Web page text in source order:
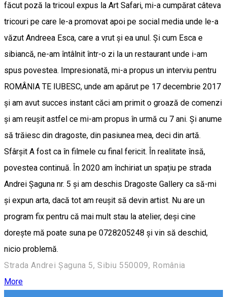
făcut poză la tricoul expus la Art Safari, mi-a cumpărat câteva
tricouri pe care le-a promovat apoi pe social media unde le-a
văzut Andreea Esca, care a vrut și ea unul. Și cum Esca e
sibiancă, ne-am întâlnit într-o zi la un restaurant unde i-am
spus povestea. Impresionată, mi-a propus un interviu pentru
ROMÂNIA TE IUBESC, unde am apărut pe 17 decembrie 2017
și am avut succes instant căci am primit o groază de comenzi
și am reușit astfel ce mi-am propus în urmă cu 7 ani. Și anume
să trăiesc din dragoste, din pasiunea mea, deci din artă.
Sfârșit A fost ca în filmele cu final fericit. În realitate însă,
povestea continuă. În 2020 am închiriat un spațiu pe strada
Andrei Șaguna nr. 5 și am deschis Dragoste Gallery ca să-mi
și expun arta, dacă tot am reușit să devin artist. Nu are un
program fix pentru că mai mult stau la atelier, deși cine
dorește mă poate suna pe 0728205248 și vin să deschid,
nicio problemă.
Strada Andrei Șaguna 5, Sibiu 550009, România
More